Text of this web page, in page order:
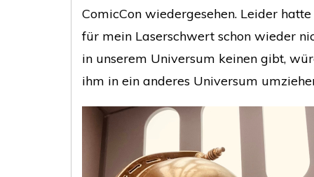
ComicCon wiedergesehen. Leider
für mein Laserschwert schon wieder
in unserem Universum keinen gibt,
ihm in ein anderes Universum